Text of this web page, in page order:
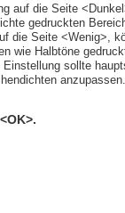
auf die Seite
gedruckten
die Seite <Wenig>,
wie Halbtöne
sollte
anzupassen.